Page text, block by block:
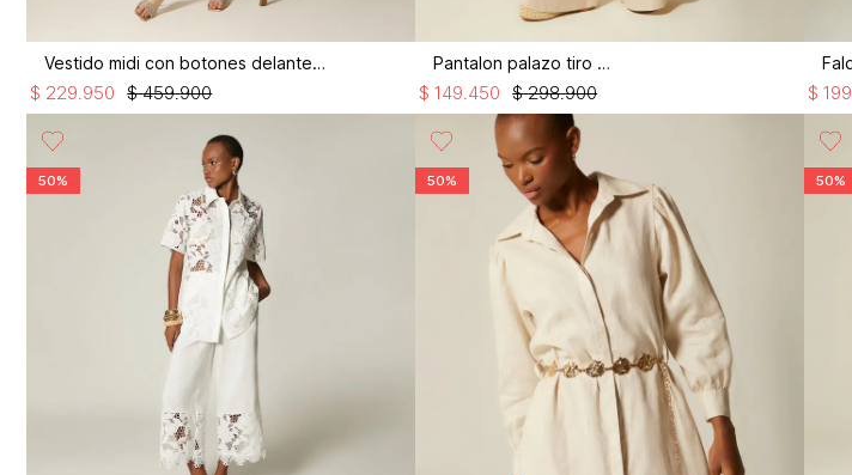
Vestido midi con botones delanteros
$ 459.900
$ 229 950
Pantalon palazo tiro alto
$ 298.900
$ 149 450 $ 199
50% 50% 50%